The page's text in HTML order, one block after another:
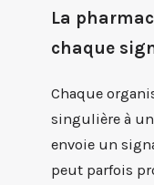
La
chaque
Chaque
singulière à
envoie un
peut parfois